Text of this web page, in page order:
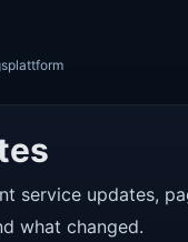
service updates,
what changed.